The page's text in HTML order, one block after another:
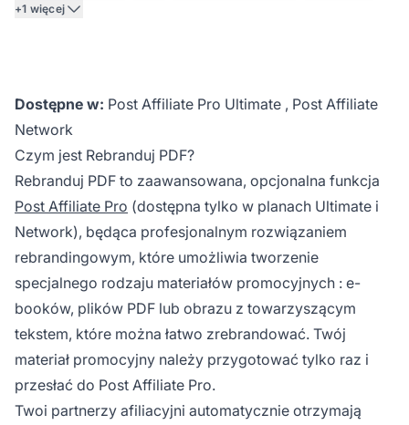
+1 więcej
Dostępne w: Post Affiliate Pro Ultimate , Post Affiliate
Network
Czym jest Rebranduj PDF?
Rebranduj PDF to zaawansowana, opcjonalna funkcja
Post Affiliate Pro (dostępna tylko w planach Ultimate i
Network), będąca profesjonalnym rozwiązaniem
rebrandingowym, które umożliwia tworzenie
specjalnego rodzaju materiałów promocyjnych : e-
booków, plików PDF lub obrazu z towarzyszącym
tekstem, które można łatwo zrebrandować. Twój
materiał promocyjny należy przygotować tylko raz i
przesłać do Post Affiliate Pro.
Twoi partnerzy afiliacyjni automatycznie otrzymają